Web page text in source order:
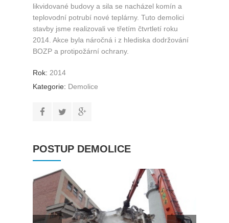
likvidované budovy a sila se nacházel komín a
teplovodní potrubí nové teplárny. Tuto demolici
stavby jsme realizovali ve třetím čtvrtletí roku
2014. Akce byla náročná i z hlediska dodržování
BOZP a protipožární ochrany.
Rok: 2014
Kategorie: Demolice
POSTUP DEMOLICE